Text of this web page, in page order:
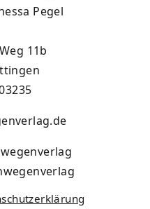
Pegel
11b